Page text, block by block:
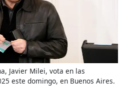
Javier Milei, vota en las
este domingo, en Buenos Aires.